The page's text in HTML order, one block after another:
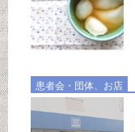
患者会・団体、お店